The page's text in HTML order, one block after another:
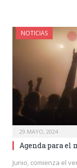
NOTICIAS
29 MAYO, 2024
Agenda para el
Junio, comienza el